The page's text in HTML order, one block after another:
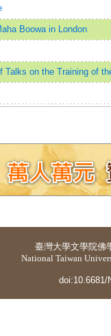
Boowa in London
Talks on the Training of
臺灣大學文學院佛
National Taiwan
doi:10.6681/